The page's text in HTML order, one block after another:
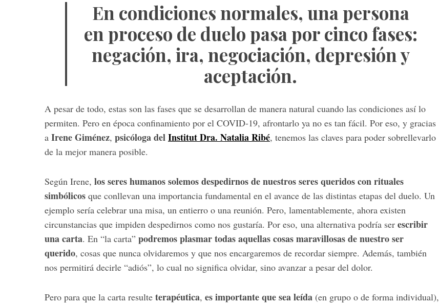
En condiciones normales, una persona
en proceso de duelo pasa por cinco fases:
negación, ira, negociación, depresión y
aceptación.
A pesar de todo, estas son las fases que se desarrollan de manera natural cuando las condiciones así lo
permiten. Pero en época confinamiento por el COVID-19, afrontarlo ya no es tan fácil. Por eso, y gracias
a Irene Giménez, psicóloga delInstitut Dra. Natalia Ribé, tenemos las claves para poder sobrellevarlo
de la mejor manera posible.
Según Irene, los seres humanos solemos despedirnos de nuestros seres queridos con rituales
simbólicos que conllevan una importancia fundamental en el avance de las distintas etapas del duelo. Un
ejemplo sería celebrar una misa, un entierro o una reunión. Pero, lamentablemente, ahora existen
circunstancias que impiden despedirnos como nos gustaría. Por eso, una alternativa podría ser escribir
una carta. En “la carta” podremos plasmar todas aquellas cosas maravillosas de nuestro ser
querido, cosas que nunca olvidaremos y que nos encargaremos de recordar siempre. Además, también
nos permitirá decirle “adiós”, lo cual no significa olvidar, sino avanzar a pesar del dolor.
Pero para que la carta resulte terapéutica, es importante que sea leída (en grupo o de forma individual),
f
o